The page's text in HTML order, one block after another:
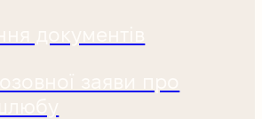
документів
заяви про